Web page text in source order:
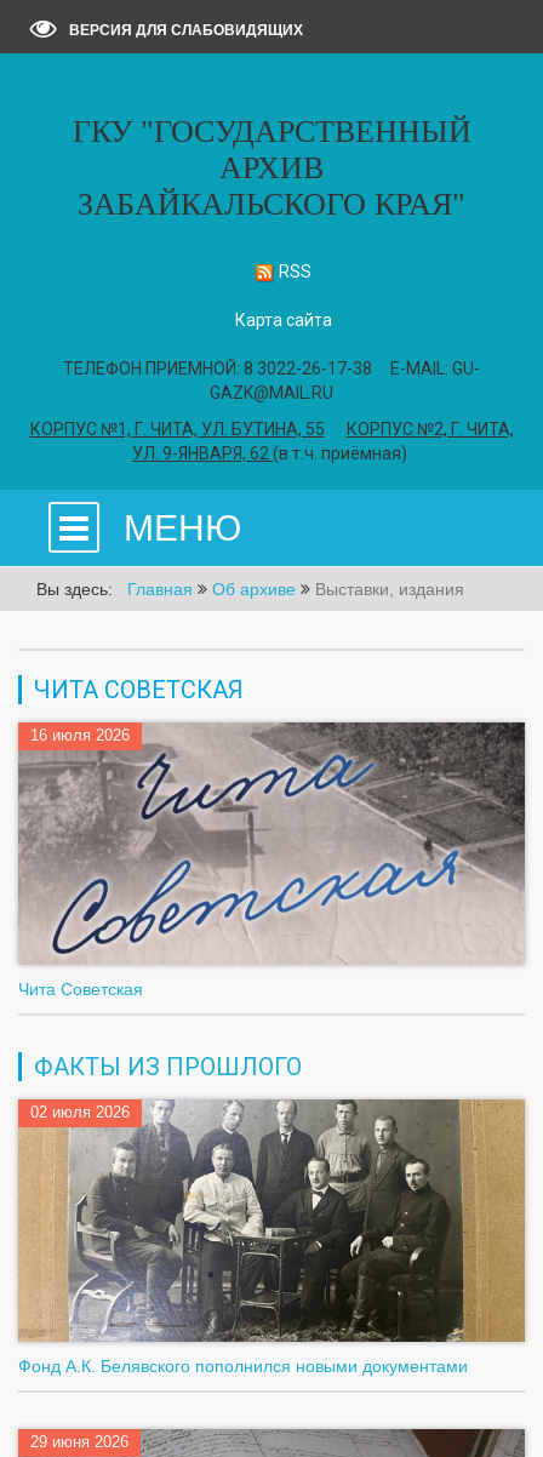
ВЕРСИЯ ДЛЯ СЛАБОВИДЯЩИХ
ГКУ "ГОСУДАРСТВЕННЫЙ
АРХИВ
ЗАБАЙКАЛЬСКОГО КРАЯ"
RSS
Карта сайта
ТЕЛЕФОН ПРИЕМНОЙ: 8 3022-26-17-38 E-MAIL: GU-
GAZK@MAIL.RU
КОРПУС №1, Г. ЧИТА, УЛ. БУТИНА, 55
КОРПУС №2, Г. ЧИТА,
УЛ. 9-ЯНВАРЯ, 62 (в т.ч. приёмная)
МЕНЮ
Вы здесь: Главная Об архиве Выставки, издания
ЧИТА СОВЕТСКАЯ
16 июля 2026
Чита Советская
ФАКТЫ ИЗ ПРОШЛОГО
02 июля 2026
Фонд А.К. Белявского пополнился новыми документами
29 июня 2026